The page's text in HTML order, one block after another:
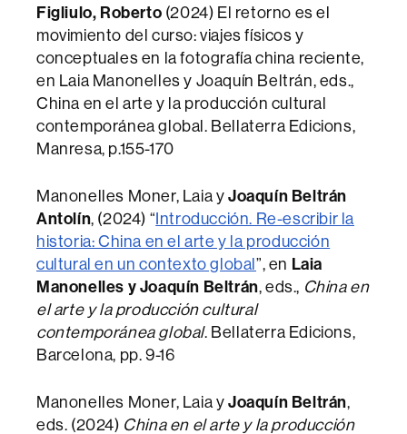
Figliulo, Roberto (2024) El retorno es el
movimiento del curso: viajes físicos y
conceptuales en la fotografía china reciente,
en Laia Manonelles y Joaquín Beltrán, eds.,
China en el arte y la producción cultural
contemporánea global. Bellaterra Edicions,
Manresa, p.155-170
Manonelles Moner, Laia yJoaquín Beltrán
Antolín, (2024) “Introducción. Re-escribir la
historia: China en el arte y la producción
cultural en un contexto global”, en Laia
Manonelles y Joaquín Beltrán, eds., China en
el arte y la producción cultural
contemporánea global. Bellaterra Edicions,
Barcelona, pp. 9-16
Manonelles Moner, Laia yJoaquín Beltrán,
eds. (2024) China en el arte y la producción